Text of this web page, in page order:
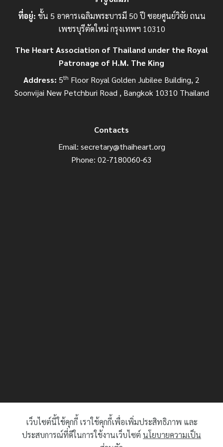
ที่อยู่: ชั้น 5 อาคารเฉลิมพระบารมี 50 ปี ซอยศูนย์วิจัย ถนน
เพชรบุรีตัดใหม่ กรุงเทพฯ 10310
The Heart Association of Thailand under the Royal
Patronage of H.M. The King
Address: 5th Floor Royal Golden Jubilee Building, 2
Soonvijai New Petchburi Road , Bangkok 10310 Thailand
Contacts
Email: secretary@thaiheart.org
Phone: 02-7180060-63
เว็บไซต์นี้ใช้คุกกี้ เราใช้คุกกี้เพื่อเพิ่มประสิทธิภาพ และ
ประสบการณ์ที่ดีในการใช้งานเว็บไซต์ นโยบายความเป็น